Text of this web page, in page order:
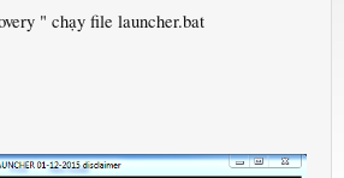
" chạy file launcher.bat